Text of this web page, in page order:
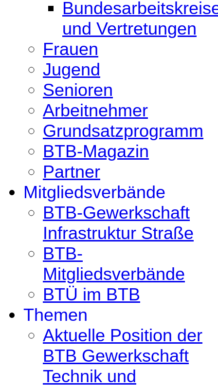
und Vertretungen
Frauen
Jugend
Senioren
Arbeitnehmer
Grundsatzprogramm
BTB-Magazin
Partner
Mitgliedsverbände
BTB-Gewerkschaft
Infrastruktur Straße
BTB-
Mitgliedsverbände
BTÜ im BTB
Themen
Aktuelle Position der
BTB Gewerkschaft
Technik und